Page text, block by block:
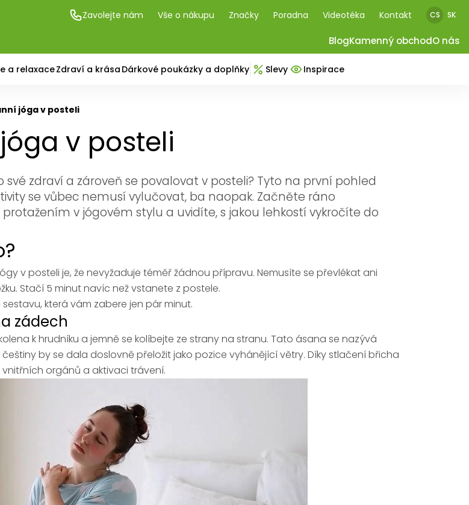
Zavolejte nám Vše o nákupu Značky Poradna Videotéka Kontakt CS SK
BlogKamenný obchodO nás
a relaxaceZdraví a krása Dárkové poukázky a doplňky Slevy Inspirace
jóga v posteli
v posteli
své zdraví a zároveň se povalovat v posteli? Tyto na první pohled
se vůbec nemusí vylučovat, ba naopak. Začněte ráno
v jógovém stylu a uvidíte, s jakou lehkostí vykročíte do
v posteli je, že nevyžaduje téměř žádnou přípravu. Nemusíte se převlékat ani
Stačí 5 minut navíc než vstanete z postele.
která vám zabere jen pár minut.
zádech
k hrudníku a jemně se kolíbejte ze strany na stranu. Tato ásana se nazývá
by se dala doslovně přeložit jako pozice vyhánějící větry. Díky stlačení břicha
orgánů a aktivaci trávení.